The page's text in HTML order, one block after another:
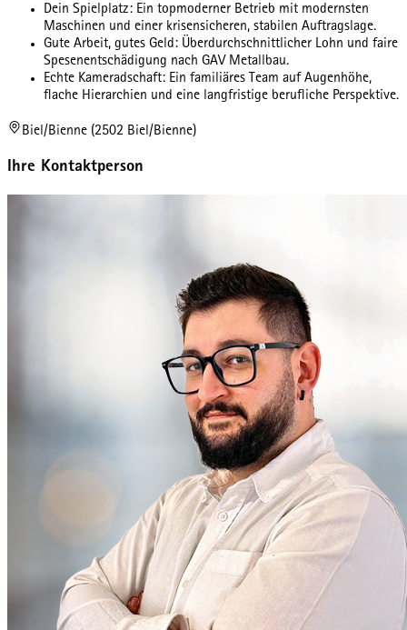
Dein Spielplatz: Ein topmoderner Betrieb mit modernsten
Maschinen und einer krisensicheren, stabilen Auftragslage.
Gute Arbeit, gutes Geld: Überdurchschnittlicher Lohn und faire
Spesenentschädigung nach GAV Metallbau.
Echte Kameradschaft: Ein familiäres Team auf Augenhöhe,
flache Hierarchien und eine langfristige berufliche Perspektive.
Biel/Bienne (2502 Biel/Bienne)
Ihre Kontaktperson